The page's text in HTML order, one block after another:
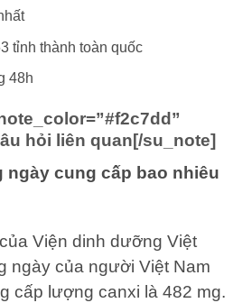
tỉnh thành toàn quốc
48h
hỏi liên quan[/su_note]
cung cấp bao nhiêu
Viện dinh dưỡng Việt
ngày của người Việt Nam
cấp lượng canxi là 482 mg.